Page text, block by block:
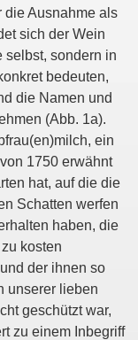
die Ausnahme als
sich der Wein
selbst, sondern in
bedeuten,
die Namen und
(Abb. 1a).
ein
1750 erwähnt
hat, auf die die
Schatten werfen
haben, die
kosten
der ihnen so
unserer lieben
geschützt war,
zu einem Inbegriff